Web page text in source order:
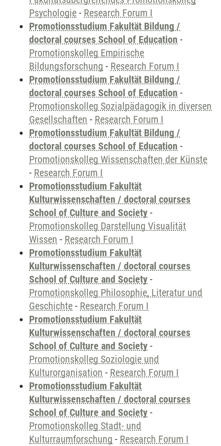
Psychologie - Research Forum I
Promotionsstudium Fakultät Bildung /
doctoral courses School of Education -
Promotionskolleg Empirische
Bildungsforschung - Research Forum I
Promotionsstudium Fakultät Bildung /
doctoral courses School of Education -
Promotionskolleg Sozialpädagogik in diversen
Gesellschaften - Research Forum I
Promotionsstudium Fakultät Bildung /
doctoral courses School of Education -
Promotionskolleg Wissenschaften der Künste
- Research Forum I
Promotionsstudium Fakultät
Kulturwissenschaften / doctoral courses
School of Culture and Society -
Promotionskolleg Darstellung Visualität
Wissen - Research Forum I
Promotionsstudium Fakultät
Kulturwissenschaften / doctoral courses
School of Culture and Society -
Promotionskolleg Philosophie, Literatur und
Geschichte - Research Forum I
Promotionsstudium Fakultät
Kulturwissenschaften / doctoral courses
School of Culture and Society -
Promotionskolleg Soziologie und
Kulturorganisation - Research Forum I
Promotionsstudium Fakultät
Kulturwissenschaften / doctoral courses
School of Culture and Society -
Promotionskolleg Stadt- und
Kulturraumforschung - Research Forum I